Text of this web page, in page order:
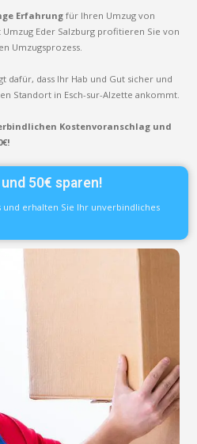
Erfahrung für Ihren Umzug von
Umzug Eder Salzburg profitieren Sie von
Umzugsprozess.
dafür, dass Ihr Hab und Gut sicher und
Standort in Esch-sur-Alzette ankommt.
Kostenvoranschlag und
50€ sparen!
und erhalten Sie Ihr unverbindliches